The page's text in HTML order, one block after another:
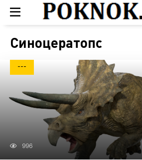
Синоцератопс
---
996